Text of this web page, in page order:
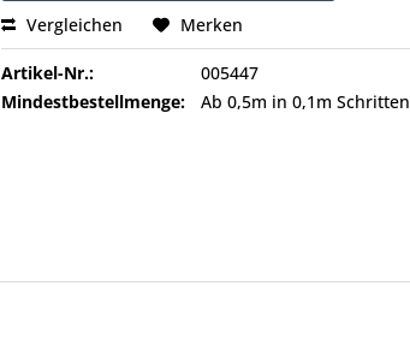
Vergleichen Merken
Artikel-Nr.:
005447
Mindestbestellmenge:
Ab 0,5m in 0,1m Schritten